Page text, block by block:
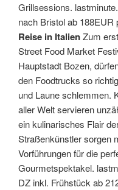
Grillsessions.
nach Bristol ab 188EUR
Reise in ItalienZum
Street Food Market
Hauptstadt Bozen,
den Foodtrucks so
und Laune schlemmen.
aller Welt servieren
ein kulinarisches Flair
Straßenkünstler sorgen
Vorführungen für die
Gourmetspektakel.
DZ inkl. Frühstück ab